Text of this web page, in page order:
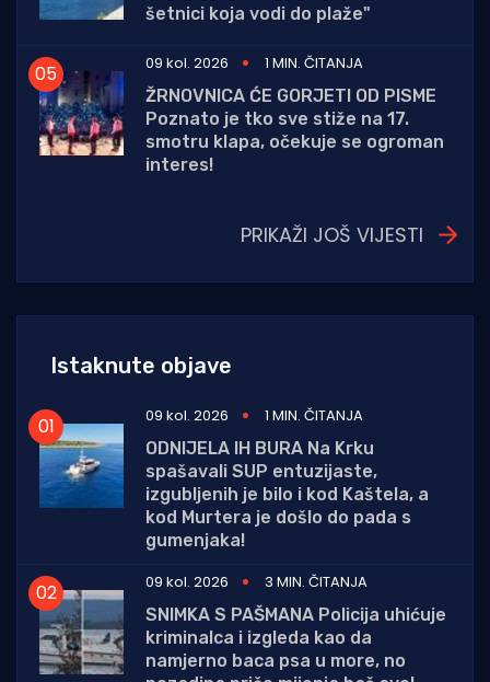
šetnici koja vodi do plaže"
09 kol. 2026
1 MIN. ČITANJA
ŽRNOVNICA ĆE GORJETI OD PISME
Poznato je tko sve stiže na 17.
smotru klapa, očekuje se ogroman
interes!
PRIKAŽI JOŠ VIJESTI
Istaknute objave
09 kol. 2026
1 MIN. ČITANJA
ODNIJELA IH BURA Na Krku
spašavali SUP entuzijaste,
izgubljenih je bilo i kod Kaštela, a
kod Murtera je došlo do pada s
gumenjaka!
09 kol. 2026
3 MIN. ČITANJA
SNIMKA S PAŠMANA Policija uhićuje
kriminalca i izgleda kao da
namjerno baca psa u more, no